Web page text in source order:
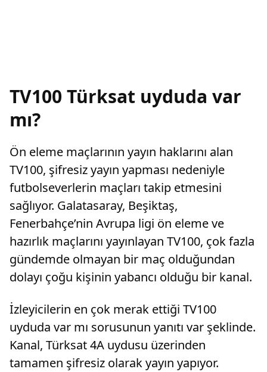
TV100 Türksat uyduda var
mı?
Ön eleme maçlarının yayın haklarını alan
TV100, şifresiz yayın yapması nedeniyle
futbolseverlerin maçları takip etmesini
sağlıyor. Galatasaray, Beşiktaş,
Fenerbahçe’nin Avrupa ligi ön eleme ve
hazırlık maçlarını yayınlayan TV100, çok fazla
gündemde olmayan bir maç olduğundan
dolayı çoğu kişinin yabancı olduğu bir kanal.
İzleyicilerin en çok merak ettiği TV100
uyduda var mı sorusunun yanıtı var şeklinde.
Kanal, Türksat 4A uydusu üzerinden
tamamen şifresiz olarak yayın yapıyor.